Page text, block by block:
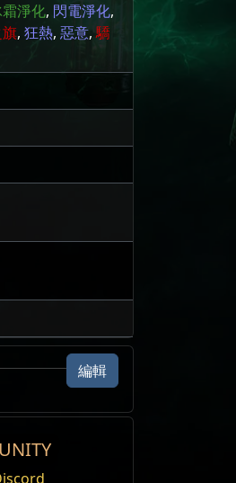
淨化, 閃電淨化,
, 狂熱, 惡意,驕
編輯